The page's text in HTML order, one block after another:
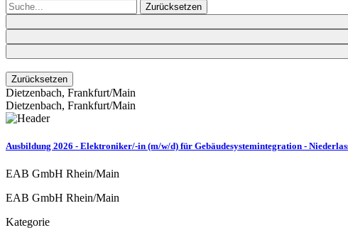
Zurücksetzen
Zurücksetzen
Dietzenbach, Frankfurt/Main
Dietzenbach, Frankfurt/Main
Ausbildung 2026 - Elektroniker/-in (m/w/d) für Gebäudesystemintegration -
EAB GmbH Rhein/Main
EAB GmbH Rhein/Main
Kategorie